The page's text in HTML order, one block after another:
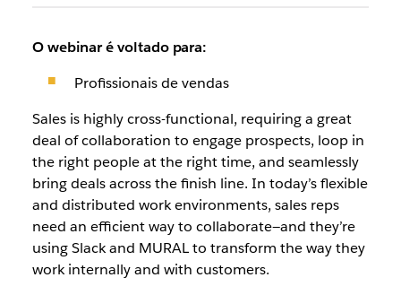
O webinar é voltado para:
Profissionais de vendas
Sales is highly cross-functional, requiring a great
deal of collaboration to engage prospects, loop in
the right people at the right time, and seamlessly
bring deals across the finish line. In today’s flexible
and distributed work environments, sales reps
need an efficient way to collaborate—and they’re
using Slack and MURAL to transform the way they
work internally and with customers.